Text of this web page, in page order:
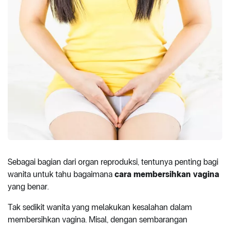
Sebagai bagian dari organ reproduksi, tentunya penting bagi
wanita untuk tahu bagaimana cara membersihkan vagina
yang benar.
Tak sedikit wanita yang melakukan kesalahan dalam
membersihkan vagina. Misal, dengan sembarangan